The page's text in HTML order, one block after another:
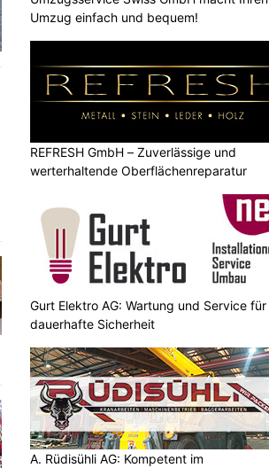
Umzug einfach und bequem!
REFRESH GmbH – Zuverlässige und
werterhaltende Oberflächenreparatur
Gurt Elektro AG: Wartung und Service für
dauerhafte Sicherheit
A. Rüdisühli AG: Kompetent im